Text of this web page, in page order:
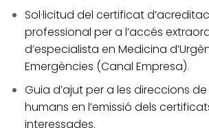
Sol·licitud del certificat
professional per a l’accés
d’especialista en Medicina
Emergències (Canal Empresa).
Guia d’ajut per a les direccions
humans en l’emissió dels
interessades.